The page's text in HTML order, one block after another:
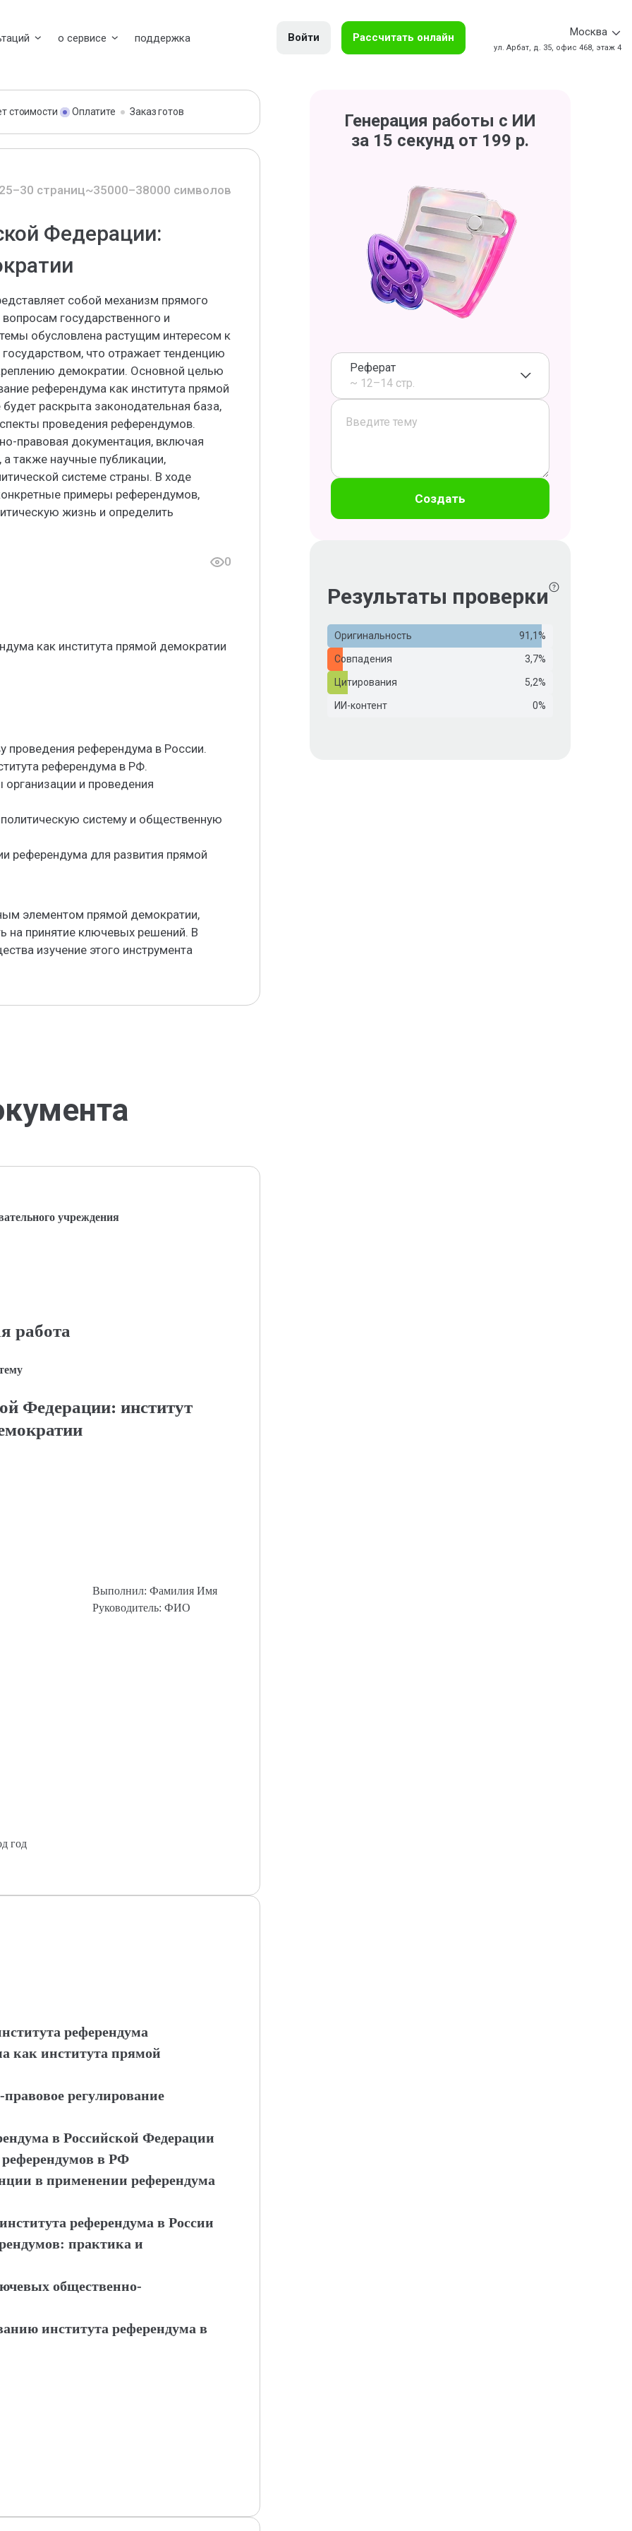
о сервисе поддержка Войти Рассчитать онлайн Москва
ул. Арбат, д. 35, офис 468, этаж 4
стоимости Оплатите Заказ готов
страниц~35000–38000 символов
Федерации:
собой механизм прямого
государственного и
обусловлена растущим интересом к
что отражает тенденцию
демократии. Основной целью
референдума как института прямой
раскрыта законодательная база,
проведения референдумов.
правовая документация, включая
также научные публикации,
системе страны. В ходе
примеры референдумов,
жизнь и определить
0
как института прямой демократии
проведения референдума в России.
референдума в РФ.
и проведения
систему и общественную
референдума для развития прямой
элементом прямой демократии,
на принятие ключевых решений. В
изучение этого инструмента
учреждения
работа
Федерации: институт
Выполнил: Фамилия Имя
Руководитель: ФИО
год
референдума
как института прямой
регулирование
в Российской Федерации
в РФ
в применении референдума
референдума в России
практика и
общественно-
института референдума в
Генерация работы с ИИ
за 15 секунд от 199 р.
Реферат
~ 12–14 стр.
Создать
Результаты проверки
Оригинальность 91,1%
Совпадения 3,7%
Цитирования 5,2%
ИИ-контент 0%